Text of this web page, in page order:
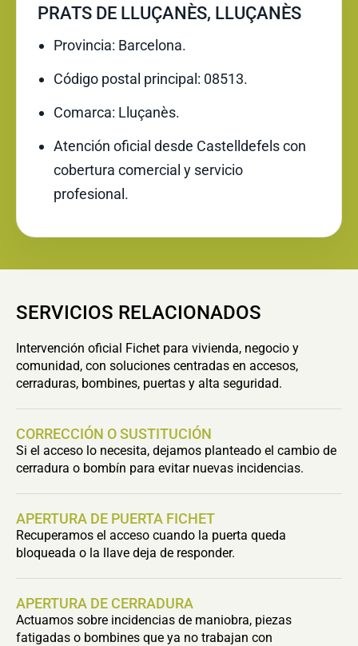
PRATS DE LLUÇANÈS, LLUÇANÈS
Provincia: Barcelona.
Código postal principal: 08513.
Comarca: Lluçanès.
Atención oficial desde Castelldefels con
cobertura comercial y servicio
profesional.
SERVICIOS RELACIONADOS
Intervención oficial Fichet para vivienda, negocio y
comunidad, con soluciones centradas en accesos,
cerraduras, bombines, puertas y alta seguridad.
CORRECCIÓN O SUSTITUCIÓN
Si el acceso lo necesita, dejamos planteado el cambio de
cerradura o bombín para evitar nuevas incidencias.
APERTURA DE PUERTA FICHET
Recuperamos el acceso cuando la puerta queda
bloqueada o la llave deja de responder.
APERTURA DE CERRADURA
Actuamos sobre incidencias de maniobra, piezas
fatigadas o bombines que ya no trabajan con